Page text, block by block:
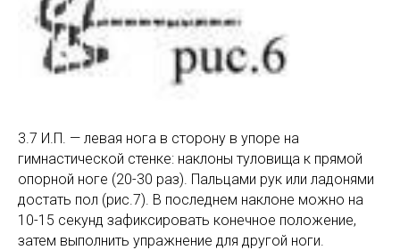
3.7 И.П. — левая нога в сторону в упоре на
гимнастической стенке: наклоны туловища к прямой
опорной ноге (20-30 раз). Пальцами рук или ладонями
достать пол (рис.7). В последнем наклоне можно на
10-15 секунд зафиксировать конечное положение,
затем выполнить упражнение для другой ноги.